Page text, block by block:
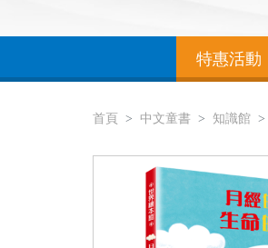
特惠活動
首頁 中文童書 知識館